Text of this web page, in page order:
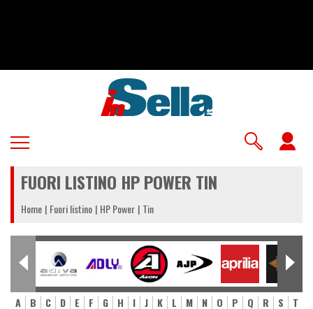
FUORI LISTINO HP POWER TIN
Home Fuori listino HP Power Tin
A B C D E F G H I J K L M N O P Q R S
T